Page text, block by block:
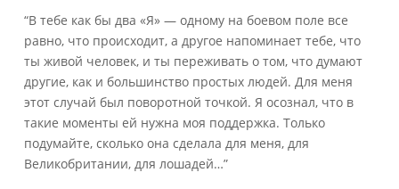
“В тебе как бы два «Я» — одному на боевом поле все
равно, что происходит, а другое напоминает тебе, что
ты живой человек, и ты переживать о том, что думают
другие, как и большинство простых людей. Для меня
этот случай был поворотной точкой. Я осознал, что в
такие моменты ей нужна моя поддержка. Только
подумайте, сколько она сделала для меня, для
Великобритании, для лошадей…”